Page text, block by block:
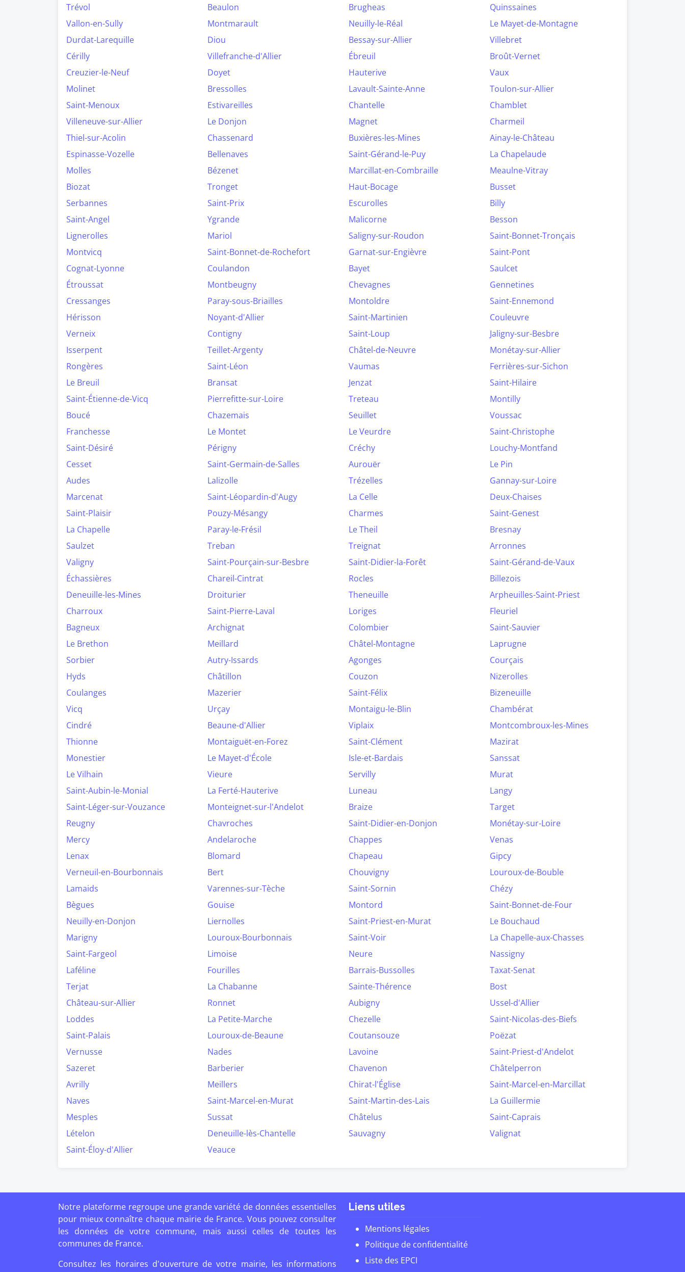
Trévol
Beaulon Brugheas
Quinssaines
Vallon-en-Sully
Montmarault Neuilly-le-Réal
Le Mayet-de-Montagne
Durdat-Larequille
Diou Bessay-sur-Allier
Villebret
Cérilly
Villefranche-d'Allier Ébreuil
Broût-Vernet
Creuzier-le-Neuf
Doyet Hauterive
Vaux
Molinet
Bressolles Lavault-Sainte-Anne
Toulon-sur-Allier
Saint-Menoux
Estivareilles Chantelle
Chamblet
Villeneuve-sur-Allier
Le Donjon Magnet
Charmeil
Thiel-sur-Acolin
Chassenard Buxières-les-Mines
Ainay-le-Château
Espinasse-Vozelle
Bellenaves Saint-Gérand-le-Puy
La Chapelaude
Molles
Bézenet Marcillat-en-Combraille
Meaulne-Vitray
Biozat
Tronget Haut-Bocage
Busset
Serbannes
Saint-Prix Escurolles
Billy
Saint-Angel
Ygrande Malicorne
Besson
Lignerolles
Mariol Saligny-sur-Roudon
Saint-Bonnet-Tronçais
Montvicq
Saint-Bonnet-de-Rochefort Garnat-sur-Engièvre
Saint-Pont
Cognat-Lyonne
Coulandon Bayet
Saulcet
Étroussat
Montbeugny Chevagnes
Gennetines
Cressanges
Paray-sous-Briailles Montoldre
Saint-Ennemond
Hérisson
Noyant-d'Allier Saint-Martinien
Couleuvre
Verneix
Contigny Saint-Loup
Jaligny-sur-Besbre
Isserpent
Teillet-Argenty Châtel-de-Neuvre
Monétay-sur-Allier
Rongères
Saint-Léon Vaumas
Ferrières-sur-Sichon
Le Breuil
Bransat Jenzat
Saint-Hilaire
Saint-Étienne-de-Vicq
Pierrefitte-sur-Loire Treteau
Montilly
Boucé
Chazemais Seuillet
Voussac
Franchesse
Le Montet Le Veurdre
Saint-Christophe
Saint-Désiré
Périgny Créchy
Louchy-Montfand
Cesset
Saint-Germain-de-Salles Aurouër
Le Pin
Audes
Lalizolle Trézelles
Gannay-sur-Loire
Marcenat
Saint-Léopardin-d'Augy La Celle
Deux-Chaises
Saint-Plaisir
Pouzy-Mésangy Charmes
Saint-Genest
La Chapelle
Paray-le-Frésil Le Theil
Bresnay
Saulzet
Treban Treignat
Arronnes
Valigny
Saint-Pourçain-sur-Besbre Saint-Didier-la-Forêt
Saint-Gérand-de-Vaux
Échassières
Chareil-Cintrat Rocles
Billezois
Deneuille-les-Mines
Droiturier Theneuille
Arpheuilles-Saint-Priest
Charroux
Saint-Pierre-Laval Loriges
Fleuriel
Bagneux
Archignat Colombier
Saint-Sauvier
Le Brethon
Meillard Châtel-Montagne
Laprugne
Sorbier
Autry-Issards Agonges
Courçais
Hyds
Châtillon Couzon
Nizerolles
Coulanges
Mazerier Saint-Félix
Bizeneuille
Vicq
Urçay Montaigu-le-Blin
Chambérat
Cindré
Beaune-d'Allier Viplaix
Montcombroux-les-Mines
Thionne
Montaiguët-en-Forez Saint-Clément
Mazirat
Monestier
Le Mayet-d'École Isle-et-Bardais
Sanssat
Le Vilhain
Vieure Servilly
Murat
Saint-Aubin-le-Monial
La Ferté-Hauterive Luneau
Langy
Saint-Léger-sur-Vouzance
Monteignet-sur-l'Andelot Braize
Target
Reugny
Chavroches Saint-Didier-en-Donjon
Monétay-sur-Loire
Mercy
Andelaroche Chappes
Venas
Lenax
Blomard Chapeau
Gipcy
Verneuil-en-Bourbonnais
Bert Chouvigny
Louroux-de-Bouble
Lamaids
Varennes-sur-Tèche Saint-Sornin
Chézy
Bègues
Gouise Montord
Saint-Bonnet-de-Four
Neuilly-en-Donjon
Liernolles Saint-Priest-en-Murat
Le Bouchaud
Marigny
Louroux-Bourbonnais Saint-Voir
La Chapelle-aux-Chasses
Saint-Fargeol
Limoise Neure
Nassigny
Laféline
Fourilles Barrais-Bussolles
Taxat-Senat
Terjat
La Chabanne Sainte-Thérence
Bost
Château-sur-Allier
Ronnet Aubigny
Ussel-d'Allier
Loddes
La Petite-Marche Chezelle
Saint-Nicolas-des-Biefs
Saint-Palais
Louroux-de-Beaune Coutansouze
Poëzat
Vernusse
Nades Lavoine
Saint-Priest-d'Andelot
Sazeret
Barberier Chavenon
Châtelperron
Avrilly
Meillers Chirat-l'Église
Saint-Marcel-en-Marcillat
Naves
Saint-Marcel-en-Murat Saint-Martin-des-Lais
La Guillermie
Mesples
Sussat Châtelus
Saint-Caprais
Lételon
Deneuille-lès-Chantelle Sauvagny
Valignat
Saint-Éloy-d'Allier
Veauce
Notre plateforme regroupe une grande variété de données essentielles
pour mieux connaître chaque mairie de France. Vous pouvez consulter
les données de votre commune, mais aussi celles de toutes les
communes de France.
Consultez les horaires d'ouverture de votre mairie, les informations
Liens utiles
Mentions légales
Politique de confidentialité
Liste des EPCI